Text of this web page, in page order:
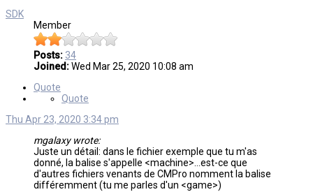
SDK
Member
Posts: 34
Joined:Wed Mar 25, 2020 10:08 am
Quote
Quote
Thu Apr 23, 2020 3:34 pm
mgalaxy wrote:
Juste un détail: dans le fichier exemple que tu m'as
donné, la balise s'appelle <machine>...est-ce que
d'autres fichiers venants de CMPro nomment la balise
différemment (tu me parles d'un <game>)